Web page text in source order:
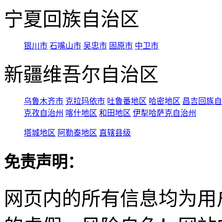
宁夏回族自治区
银川市 石嘴山市 吴忠市 固原市 中卫市
新疆维吾尔自治区
乌鲁木齐市 克拉玛依市 吐鲁番地区 哈密地区 昌吉回族
克孜自治州 喀什地区 和田地区 伊犁哈萨克自治州
塔城地区 阿勒泰地区 直辖县级
免责声明：
网页内的所有信息均为